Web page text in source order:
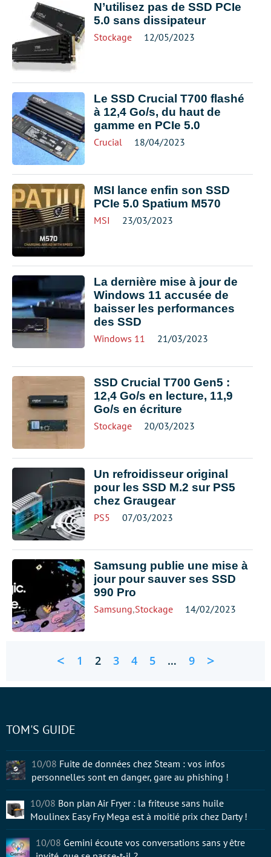
N’utilisez pas de SSD PCIe
5.0 sans dissipateur
Stockage 12/05/2023
Le SSD Crucial T700 flashé
à 12,4 Go/s, du haut de
gamme en PCIe 5.0
Crucial 18/04/2023
MSI lance enfin son SSD
PCIe 5.0 Spatium M570
MSI 23/03/2023
La dernière mise à jour de
Windows 11 accusée de
baisser les performances
des SSD
Windows 11 21/03/2023
SSD Crucial T700 Gen5 :
12,4 Go/s en lecture, 11,9
Go/s en écriture
Stockage 20/03/2023
Un refroidisseur original
pour les SSD M.2 sur PS5
chez Graugear
PS5 07/03/2023
Samsung publie une mise à
jour pour sauver ses SSD
990 Pro
Samsung,Stockage 14/02/2023
< 1 2 3 4 5 … 9 >
TOM'S GUIDE
10/08 Fuite de données chez Steam : vos infos
personnelles sont en danger, gare au phishing !
10/08 Bon plan Air Fryer : la friteuse sans huile
Moulinex Easy Fry Mega est à moitié prix chez Darty !
10/08 Gemini écoute vos conversations sans y être